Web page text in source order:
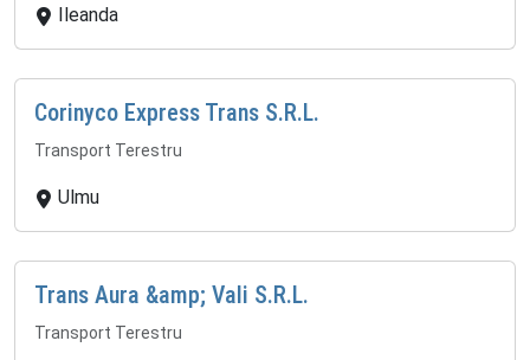
Ileanda
Corinyco Express Trans S.R.L.
Transport Terestru
Ulmu
Trans Aura &amp; Vali S.R.L.
Transport Terestru